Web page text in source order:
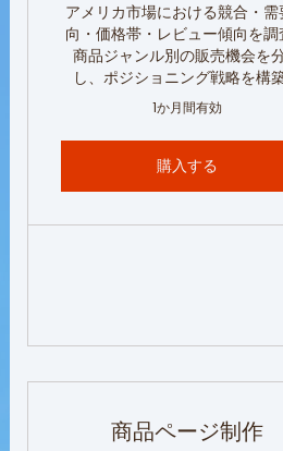
アメリカ市場における競合・需
向・価格帯・レビュー傾向を調
商品ジャンル別の販売機会を
し、ポジショニング戦略を構築
1か月間有効
購入する
商品ページ制作